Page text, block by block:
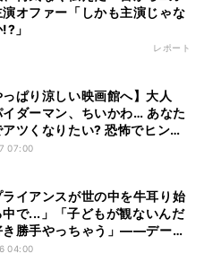
演オファー「しかも主演じゃな
」
レポート
っぱり涼しい映画館へ】大人
ダーマン、ちいかわ… あなた
ツくなりたい? 恐怖でヒンヤ
- 編集部が注目する最新映画5
07:00
ライアンスが世の中を牛耳り始
で...」「子どもが観ないんだ
き勝手やっちゃう」――デーモ
る映画『レディ・オア・ノッ
04:00